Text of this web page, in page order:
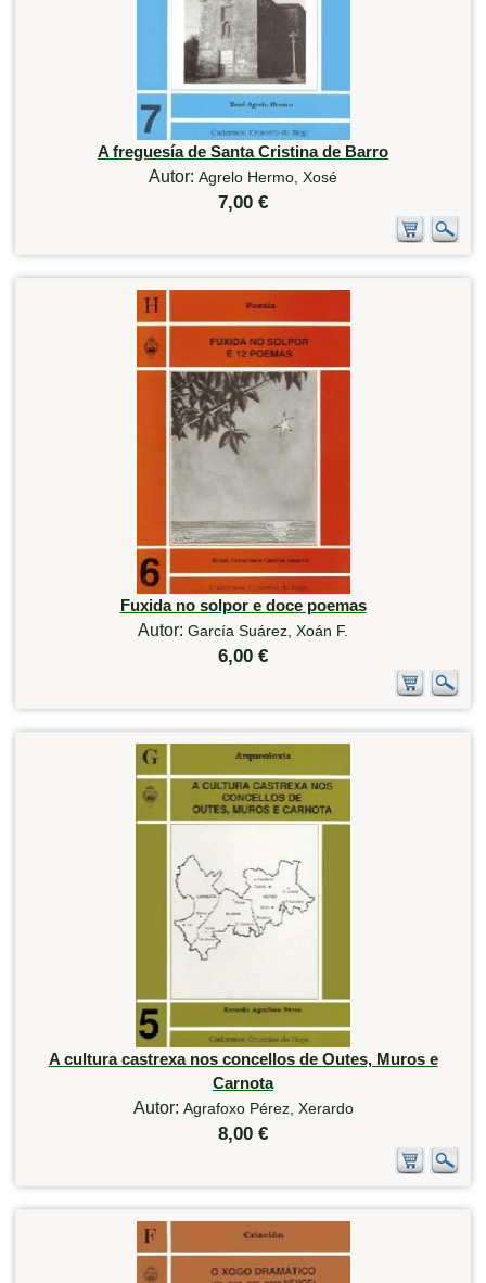
A freguesía de Santa Cristina de Barro
Autor: Agrelo Hermo, Xosé
7,00 €
Fuxida no solpor e doce poemas
Autor: García Suárez, Xoán F.
6,00 €
A cultura castrexa nos concellos de Outes, Muros e
Carnota
Autor: Agrafoxo Pérez, Xerardo
8,00 €